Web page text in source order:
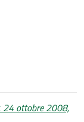
24 ottobre 2008,